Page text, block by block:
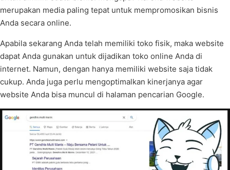
merupakan media paling tepat untuk mempromosikan bisnis
Anda secara online.
Apabila sekarang Anda telah memiliki toko fisik, maka website
dapat Anda gunakan untuk dijadikan toko online Anda di
internet. Namun, dengan hanya memiliki website saja tidak
cukup. Anda juga perlu mengoptimalkan kinerjanya agar
website Anda bisa muncul di halaman pencarian Google.